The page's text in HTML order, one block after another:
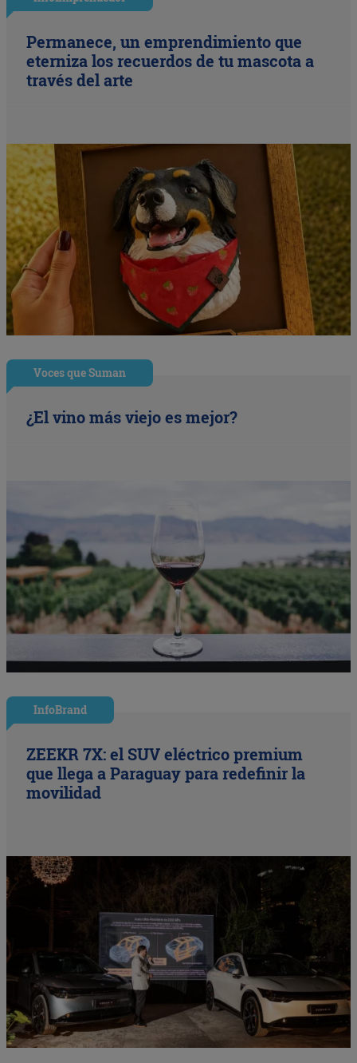
Permanece, un emprendimiento que
eterniza los recuerdos de tu mascota a
través del arte
Voces que Suman
¿El vino más viejo es mejor?
InfoBrand
ZEEKR 7X: el SUV eléctrico premium
que llega a Paraguay para redefinir la
movilidad